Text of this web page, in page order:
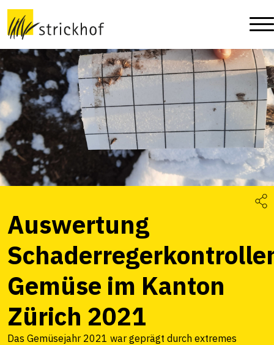
Auswertung
Gemüse im Kanton
Zürich 2021
Das Gemüsejahr 2021 war geprägt durch extremes